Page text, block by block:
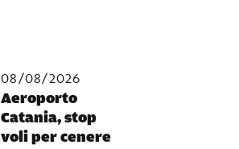
08/08/2026
Aeroporto
Catania, stop
voli per cenere